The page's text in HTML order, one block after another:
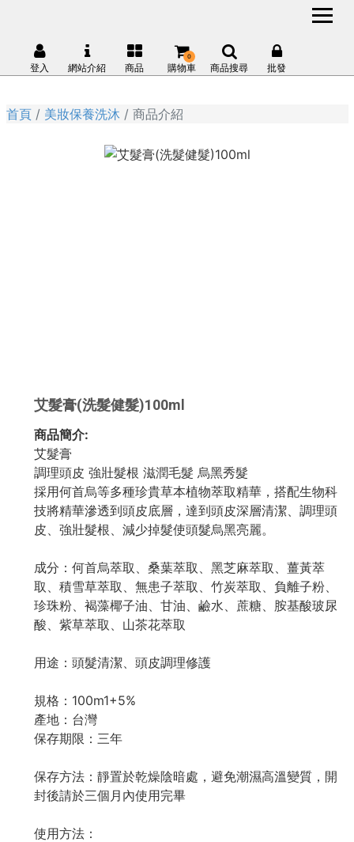
登入 網站介紹 商品 購物車
0
商品搜尋 批發
首頁 美妝保養洗沐 商品介紹
艾髮膏(洗髮健髮)100ml
商品簡介:
艾髮膏
調理頭皮 強壯髮根 滋潤毛髮 烏黑秀髮
採用何首烏等多種珍貴草本植物萃取精華，搭配生物科
技將精華滲透到頭皮底層，達到頭皮深層清潔、調理頭
皮、強壯髮根、減少掉髮使頭髮烏黑亮麗。
成分：何首烏萃取、桑葉萃取、黑芝麻萃取、薑黃萃
取、積雪草萃取、無患子萃取、竹炭萃取、負離子粉、
珍珠粉、褐藻椰子油、甘油、鹼水、蔗糖、胺基酸玻尿
酸、紫草萃取、山茶花萃取
用途：頭髮清潔、頭皮調理修護
規格：100m1+5%
產地：台灣
保存期限：三年
保存方法：靜置於乾燥陰暗處，避免潮濕高溫變質，開
封後請於三個月內使用完畢
使用方法：